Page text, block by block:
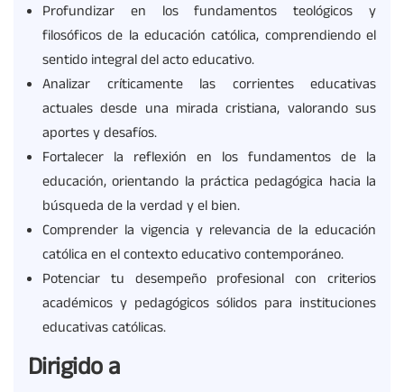
Profundizar en los fundamentos teológicos y
filosóficos de la educación católica, comprendiendo el
sentido integral del acto educativo.
Analizar críticamente las corrientes educativas
actuales desde una mirada cristiana, valorando sus
aportes y desafíos.
Fortalecer la reflexión en los fundamentos de la
educación, orientando la práctica pedagógica hacia la
búsqueda de la verdad y el bien.
Comprender la vigencia y relevancia de la educación
católica en el contexto educativo contemporáneo.
Potenciar tu desempeño profesional con criterios
académicos y pedagógicos sólidos para instituciones
educativas católicas.
Dirigido a